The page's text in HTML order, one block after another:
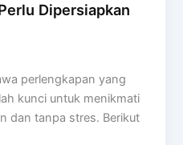
Dipersiapkan
perlengkapan yang
kunci untuk menikmati
dan tanpa stres. Berikut